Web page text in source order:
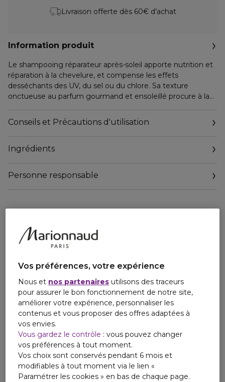
Livraison offerte dès 60€ d’achat
Information produit
Le shampooing réparateur après-soleil apporte nutrition et
réparation à la chevelure, et compense les effets
desséchants des UV, du sel ou du chlore. Sa texture
onctueuse au parfum gourmand et ensoleillé procure à la
biodégradable*.
Conseils et Précautions d'utilisation
Ingrédients
Personne responsable
Vos préférences, votre expérience
Nous et nos partenaires utilisons des traceurs
pour assurer le bon fonctionnement de notre site,
améliorer votre expérience, personnaliser les
contenus et vous proposer des offres adaptées à
vos envies.
Vous gardez le contrôle : vous pouvez changer
vos préférences à tout moment.
Vos choix sont conservés pendant 6 mois et
modifiables à tout moment via le lien «
Paramétrer les cookies » en bas de chaque page.